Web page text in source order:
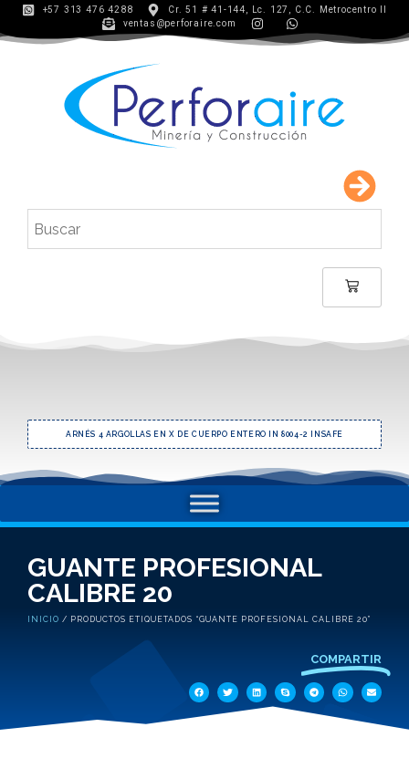
+57 313 476 4288
Cr. 51 # 41-144, Lc. 127, C.C. Metrocentro II
ventas@perforaire.com
ARNÉS 4 ARGOLLAS EN X DE CUERPO ENTERO IN 8004-2 INSAFE
GUANTE PROFESIONAL
CALIBRE 20
INICIO / PRODUCTOS ETIQUETADOS “GUANTE PROFESIONAL CALIBRE 20”
COMPARTIR